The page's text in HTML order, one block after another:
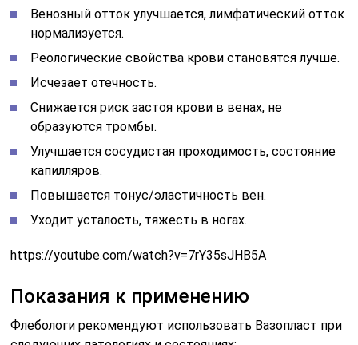
Венозный отток улучшается, лимфатический отток
нормализуется.
Реологические свойства крови становятся лучше.
Исчезает отечность.
Снижается риск застоя крови в венах, не
образуются тромбы.
Улучшается сосудистая проходимость, состояние
капилляров.
Повышается тонус/эластичность вен.
Уходит усталость, тяжесть в ногах.
https://youtube.com/watch?v=7rY35sJHB5A
Показания к применению
Флебологи рекомендуют использовать Вазопласт при